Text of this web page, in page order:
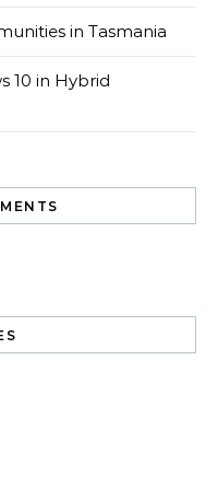
in Tasmania
10 in Hybrid